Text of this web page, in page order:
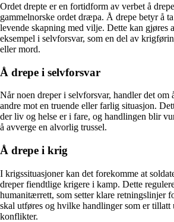
Ordet drepte er en fortidform av verbet å
gammelnorske ordet dræpa. Å drepe betyr å
levende skapning med vilje. Dette kan gjøres
eksempel i selvforsvar, som en del av
eller mord.
Å drepe i selvforsvar
Når noen dreper i selvforsvar, handler det om
andre mot en truende eller farlig situasjon.
der liv og helse er i fare, og handlingen blir
å avverge en alvorlig trussel.
Å drepe i krig
I krigssituasjoner kan det forekomme at
dreper fiendtlige krigere i kamp. Dette
humanitærrett, som setter klare retningslinjer
skal utføres og hvilke handlinger som er tillatt
konflikter.